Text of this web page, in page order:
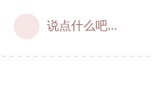
说点什么吧...